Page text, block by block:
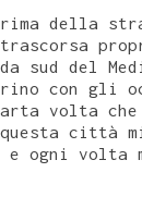
della
trascorsa
sud del
con gli
volta che
città
e ogni volta